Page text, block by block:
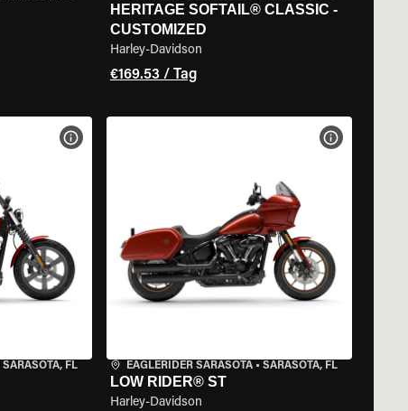
HERITAGE SOFTAIL® CLASSIC -
CUSTOMIZED
Harley-Davidson
€169.53 / Tag
SARASOTA, FL
MOTORRAD-DETAILS ANZEIGEN
EAGLERIDER SARASOTA• SARASOTA, FL
LOW RIDER® ST
Harley-Davidson
MOTORRAD-